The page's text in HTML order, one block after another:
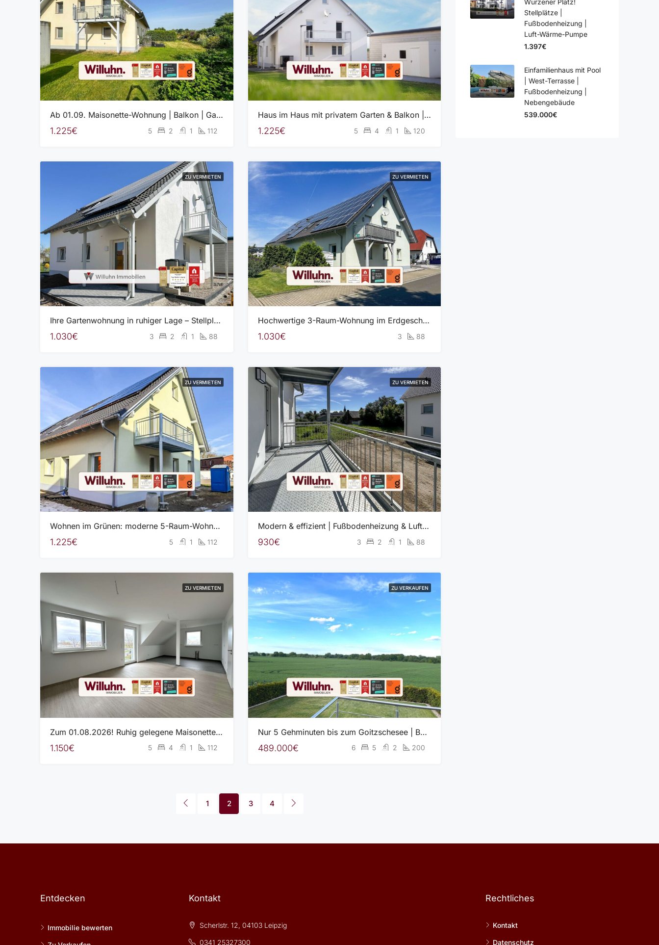
Ab 01.09. Maisonette-Wohnung | Balkon | Garage | Fußbodenheizung | Viel Raum für Kinder
1.225€ 5 2 1 112
Haus im Haus mit privatem Garten & Balkon | Garage & Stellplatz | Ruhige Wohnlage
1.225€ 5 4 1 120
ZU VERMIETEN
Ihre Gartenwohnung in ruhiger Lage – Stellplatz und Garage | Fußbodenheizung | Luft-Wärme-Pumpe
1.030€ 3 2 1 88
ZU VERMIETEN
Hochwertige 3-Raum-Wohnung im Erdgeschoss mit Garten | Fußbodenheizung | Tageslichtbad
1.030€ 3 88
ZU VERMIETEN
Wohnen im Grünen: moderne 5-Raum-Wohnung mit Balkon | Garten | Fußbodenheizung | Garage
1.225€ 5 1 112
ZU VERMIETEN
Modern & effizient | Fußbodenheizung & Luft-Wärme-Pumpe | Stellplatz | Balkon
930€ 3 2 1 88
ZU VERMIETEN
Zum 01.08.2026! Ruhig gelegene Maisonette-Wohnung – Hochwertig ausgestattet und mit Luftwärmepumpe!
1.150€ 5 4 1 112
ZU VERKAUFEN
Nur 5 Gehminuten bis zum Goitzschesee | Baujahr 2022 mit exklusiver Ausstattung auf 200 m²
489.000€ 6 5 2 200
1 2 3 4
Wurzener Platz!
Stellplätze |
Fußbodenheizung |
Luft-Wärme-Pumpe
1.397€
Einfamilienhaus mit Pool
| West-Terrasse |
Fußbodenheizung |
Nebengebäude
539.000€
Entdecken
Immobilie bewerten
Kontakt
Scherlstr. 12, 04103 Leipzig
0341 25327300
Rechtliches
Kontakt
Datenschutz